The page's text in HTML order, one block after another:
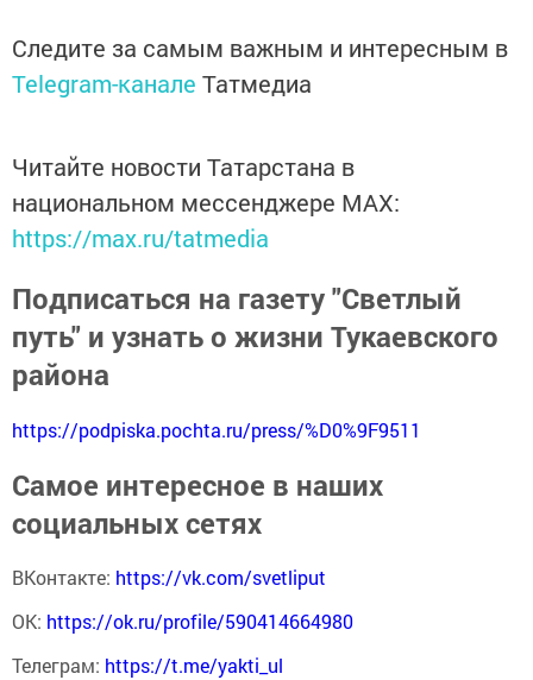
Следите за самым важным и интересным в
Telegram-канале Татмедиа
Читайте новости Татарстана в
национальном мессенджере MАХ:
https://max.ru/tatmedia
Подписаться на газету "Светлый
путь" и узнать о жизни Тукаевского
района
https://podpiska.pochta.ru/press/%D0%9F9511
Самое интересное в наших
социальных сетях
ВКонтакте: https://vk.com/svetliput
ОК: https://ok.ru/profile/590414664980
Телеграм: https://t.me/yakti_ul